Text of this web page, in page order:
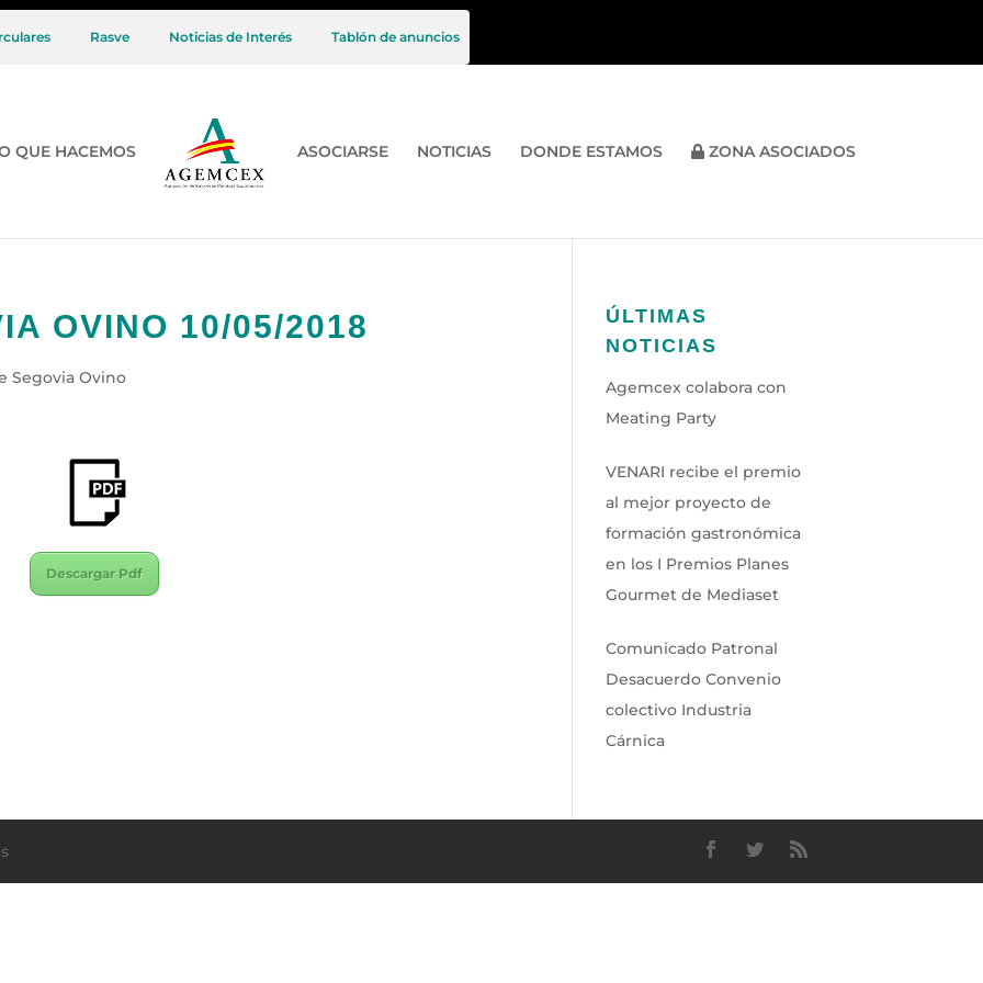
Rasve Noticias de Interés Tablón de anuncios
QUE HACEMOS ASOCIARSE NOTICIAS DONDE ESTAMOS ZONA ASOCIADOS
OVINO 10/05/2018
Segovia Ovino
Descargar Pdf
ÚLTIMAS
NOTICIAS
Agemcex colabora con
Meating Party
VENARI recibe el premio
al mejor proyecto de
formación gastronómica
en los I Premios Planes
Gourmet de Mediaset
Comunicado Patronal
Desacuerdo Convenio
colectivo Industria
Cárnica